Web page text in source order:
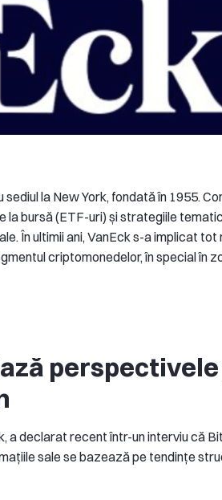
la New York, fondată în 1955.
bursă (ETF-uri) și strategiile
În ultimii ani, VanEck s-a implicat tot
criptomonedelor, în special în
perspectivele
a declarat recent într-un interviu că
sale se bazează pe tendințe